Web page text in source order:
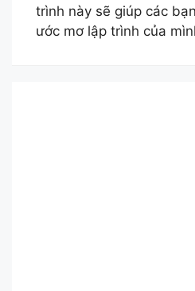
trình này sẽ giúp các
ước mơ lập trình của